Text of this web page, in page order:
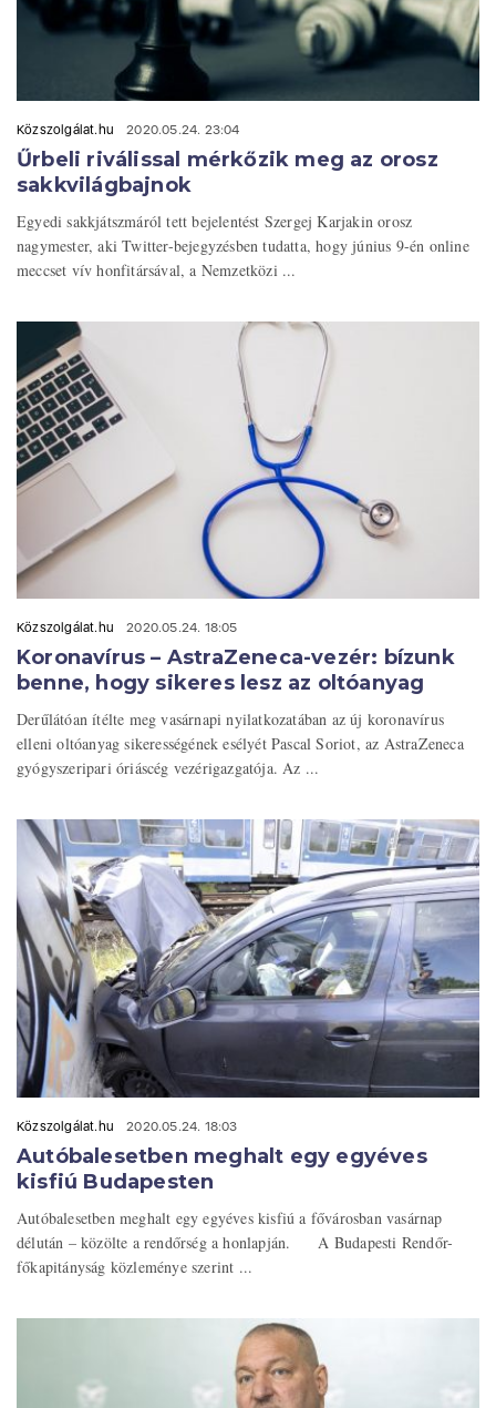
Közszolgálat.hu 2020.05.24. 23:04
Űrbeli riválissal mérkőzik meg az orosz
sakkvilágbajnok
Egyedi sakkjátszmáról tett bejelentést Szergej Karjakin orosz
nagymester, aki Twitter-bejegyzésben tudatta, hogy június 9-én online
meccset vív honfitársával, a Nemzetközi ...
Közszolgálat.hu 2020.05.24. 18:05
Koronavírus – AstraZeneca-vezér: bízunk
benne, hogy sikeres lesz az oltóanyag
Derűlátóan ítélte meg vasárnapi nyilatkozatában az új koronavírus
elleni oltóanyag sikerességének esélyét Pascal Soriot, az AstraZeneca
gyógyszeripari óriáscég vezérigazgatója. Az ...
Közszolgálat.hu 2020.05.24. 18:03
Autóbalesetben meghalt egy egyéves
kisfiú Budapesten
Autóbalesetben meghalt egy egyéves kisfiú a fővárosban vasárnap
délután – közölte a rendőrség a honlapján. A Budapesti Rendőr-
főkapitányság közleménye szerint ...